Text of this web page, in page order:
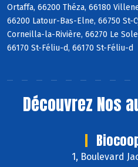
Ortaffa, 66200 Théza, 66180
66200 Latour-Bas-Elne, 66750 St-
Corneilla-la-Rivière, 66270 Le
66170 St-Féliu-d, 66170 St-Féliu-d
Découvrez Nos
1, Boulevard